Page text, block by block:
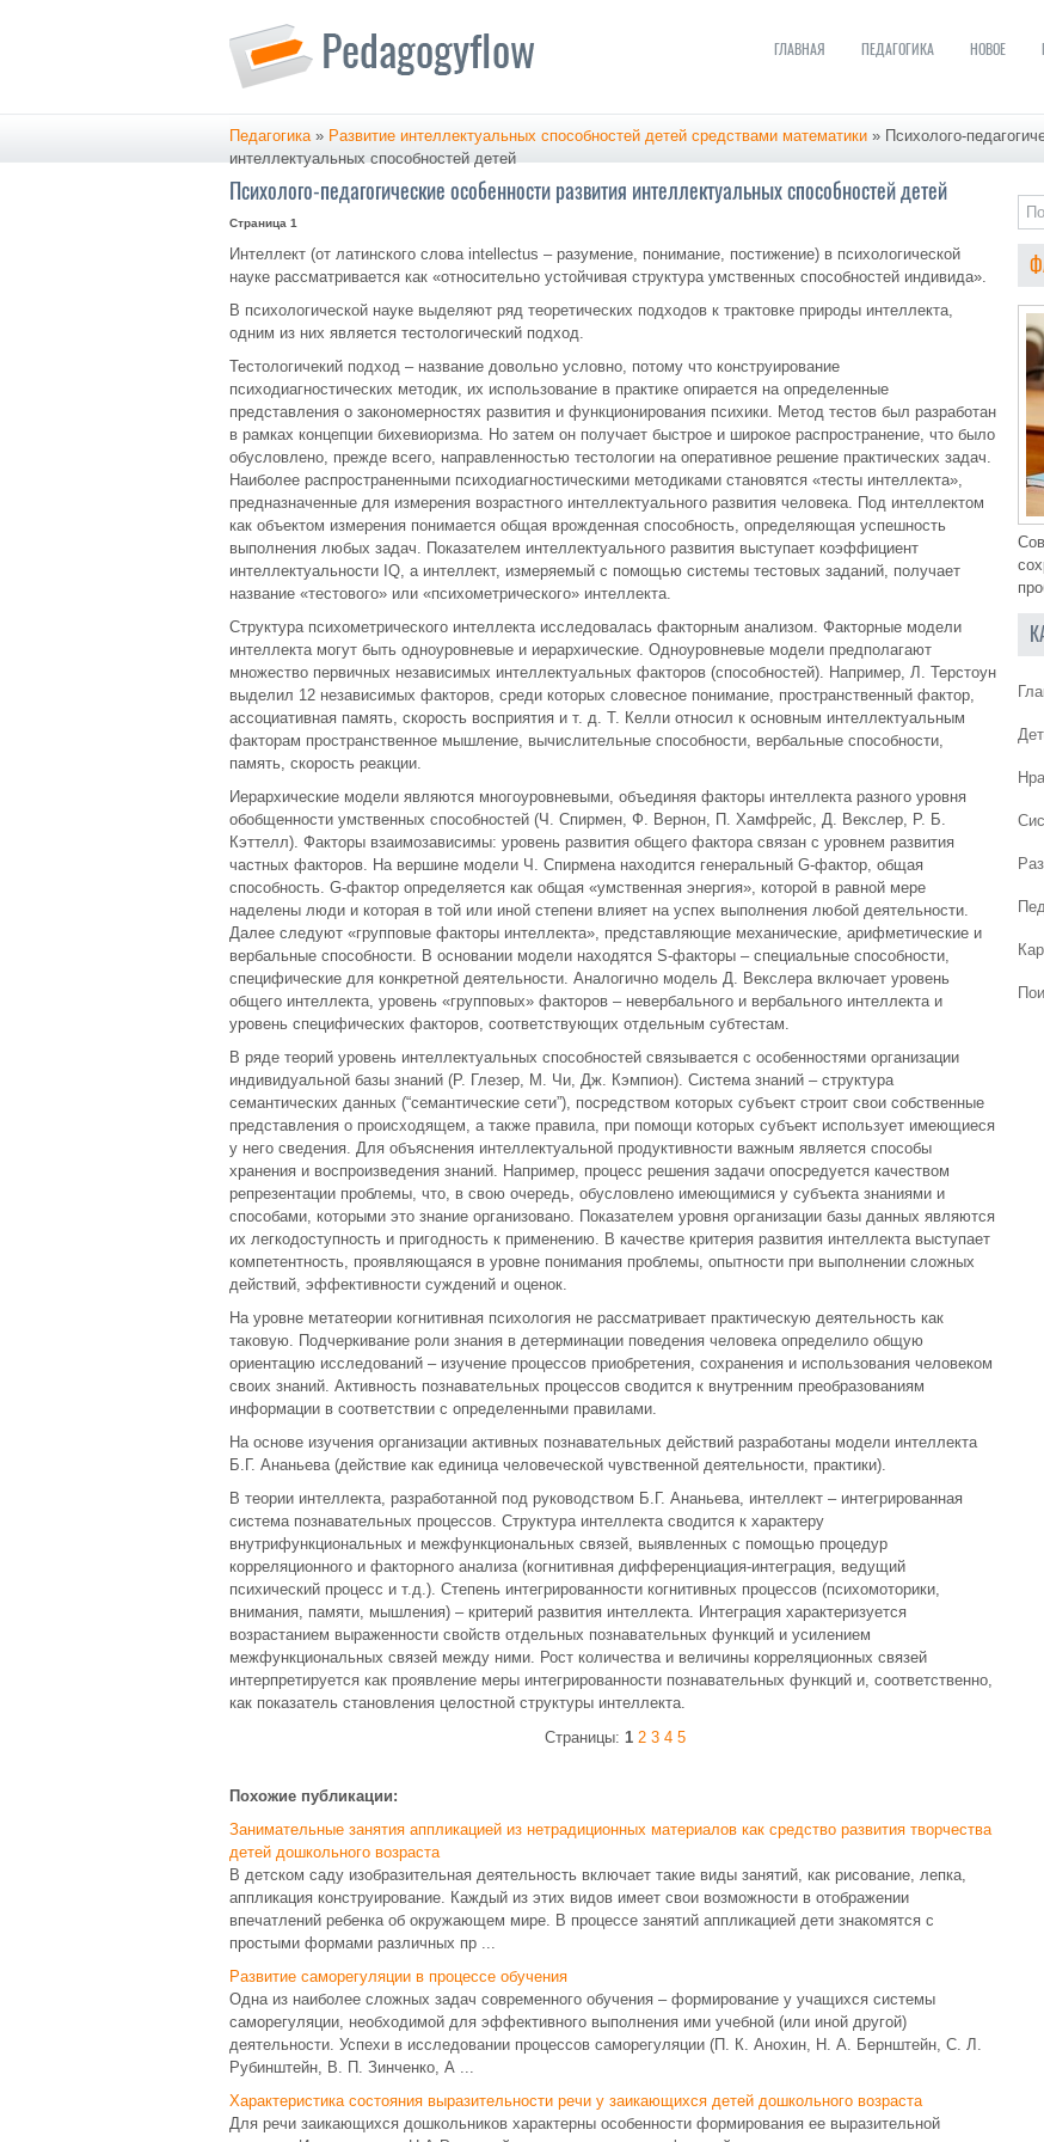
ГЛАВНАЯ ПЕДАГОГИКА НОВОЕ
Педагогика» Развитие интеллектуальных способностей детей средствами математики » Психолого-
интеллектуальных способностей детей
Психолого-педагогические особенности развития интеллектуальных способностей детей
Страница 1
Интеллект (от латинского слова intellectus – разумение, понимание, постижение) в психологической
науке рассматривается как «относительно устойчивая структура умственных способностей индивида».
В психологической науке выделяют ряд теоретических подходов к трактовке природы интеллекта,
одним из них является тестологический подход.
Тестологичекий подход – название довольно условно, потому что конструирование
психодиагностических методик, их использование в практике опирается на определенные
представления о закономерностях развития и функционирования психики. Метод тестов был разработан
в рамках концепции бихевиоризма. Но затем он получает быстрое и широкое распространение, что было
обусловлено, прежде всего, направленностью тестологии на оперативное решение практических задач.
Наиболее распространенными психодиагностическими методиками становятся «тесты интеллекта»,
предназначенные для измерения возрастного интеллектуального развития человека. Под интеллектом
как объектом измерения понимается общая врожденная способность, определяющая успешность
выполнения любых задач. Показателем интеллектуального развития выступает коэффициент
интеллектуальности IQ, а интеллект, измеряемый с помощью системы тестовых заданий, получает
название «тестового» или «психометрического» интеллекта.
Структура психометрического интеллекта исследовалась факторным анализом. Факторные модели
интеллекта могут быть одноуровневые и иерархические. Одноуровневые модели предполагают
множество первичных независимых интеллектуальных факторов (способностей). Например, Л. Терстоун
выделил 12 независимых факторов, среди которых словесное понимание, пространственный фактор,
ассоциативная память, скорость восприятия и т. д. Т. Келли относил к основным интеллектуальным
факторам пространственное мышление, вычислительные способности, вербальные способности,
память, скорость реакции.
Иерархические модели являются многоуровневыми, объединяя факторы интеллекта разного уровня
обобщенности умственных способностей (Ч. Спирмен, Ф. Вернон, П. Хамфрейс, Д. Векслер, Р. Б.
Кэттелл). Факторы взаимозависимы: уровень развития общего фактора связан с уровнем развития
частных факторов. На вершине модели Ч. Спирмена находится генеральный G-фактор, общая
способность. G-фактор определяется как общая «умственная энергия», которой в равной мере
наделены люди и которая в той или иной степени влияет на успех выполнения любой деятельности.
Далее следуют «групповые факторы интеллекта», представляющие механические, арифметические и
вербальные способности. В основании модели находятся S-факторы – специальные способности,
специфические для конкретной деятельности. Аналогично модель Д. Векслера включает уровень
общего интеллекта, уровень «групповых» факторов – невербального и вербального интеллекта и
уровень специфических факторов, соответствующих отдельным субтестам.
В ряде теорий уровень интеллектуальных способностей связывается с особенностями организации
индивидуальной базы знаний (Р. Глезер, М. Чи, Дж. Кэмпион). Система знаний – структура
семантических данных (“семантические сети”), посредством которых субъект строит свои собственные
представления о происходящем, а также правила, при помощи которых субъект использует имеющиеся
у него сведения. Для объяснения интеллектуальной продуктивности важным является способы
хранения и воспроизведения знаний. Например, процесс решения задачи опосредуется качеством
репрезентации проблемы, что, в свою очередь, обусловлено имеющимися у субъекта знаниями и
способами, которыми это знание организовано. Показателем уровня организации базы данных являются
их легкодоступность и пригодность к применению. В качестве критерия развития интеллекта выступает
компетентность, проявляющаяся в уровне понимания проблемы, опытности при выполнении сложных
действий, эффективности суждений и оценок.
На уровне метатеории когнитивная психология не рассматривает практическую деятельность как
таковую. Подчеркивание роли знания в детерминации поведения человека определило общую
ориентацию исследований – изучение процессов приобретения, сохранения и использования человеком
своих знаний. Активность познавательных процессов сводится к внутренним преобразованиям
информации в соответствии с определенными правилами.
На основе изучения организации активных познавательных действий разработаны модели интеллекта
Б.Г. Ананьева (действие как единица человеческой чувственной деятельности, практики).
В теории интеллекта, разработанной под руководством Б.Г. Ананьева, интеллект – интегрированная
система познавательных процессов. Структура интеллекта сводится к характеру
внутрифункциональных и межфункциональных связей, выявленных с помощью процедур
корреляционного и факторного анализа (когнитивная дифференциация-интеграция, ведущий
психический процесс и т.д.). Степень интегрированности когнитивных процессов (психомоторики,
внимания, памяти, мышления) – критерий развития интеллекта. Интеграция характеризуется
возрастанием выраженности свойств отдельных познавательных функций и усилением
межфункциональных связей между ними. Рост количества и величины корреляционных связей
интерпретируется как проявление меры интегрированности познавательных функций и, соответственно,
как показатель становления целостной структуры интеллекта.
Страницы: 1 2 3 4 5
Похожие публикации:
Занимательные занятия аппликацией из нетрадиционных материалов как средство развития творчества
детей дошкольного возраста
В детском саду изобразительная деятельность включает такие виды занятий, как рисование, лепка,
аппликация конструирование. Каждый из этих видов имеет свои возможности в отображении
впечатлений ребенка об окружающем мире. В процессе занятий аппликацией дети знакомятся с
простыми формами различных пр ...
Развитие саморегуляции в процессе обучения
Одна из наиболее сложных задач современного обучения – формирование у учащихся системы
саморегуляции, необходимой для эффективного выполнения ими учебной (или иной другой)
деятельности. Успехи в исследовании процессов саморегуляции (П. К. Анохин, Н. А. Бернштейн, С. Л.
Рубинштейн, В. П. Зинченко, А ...
Характеристика состояния выразительности речи у заикающихся детей дошкольного возраста
Для речи заикающихся дошкольников характерны особенности формирования ее выразительной